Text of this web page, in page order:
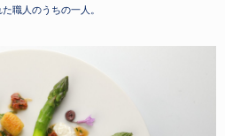
職人のうちの一人。